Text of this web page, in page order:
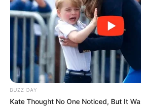
BUZZ DAY
Kate Thought No One Noticed, But It